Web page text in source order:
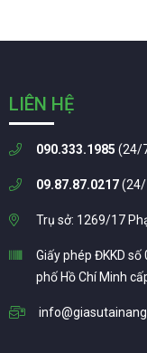
LIÊN HỆ
090.333.1985 (24/
09.87.87.0217
Trụ sở: 1269/17
Giấy phép ĐKKD
phố Hồ Chí Minh